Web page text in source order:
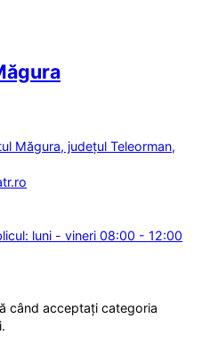
Măgura, județul Teleorman,
luni - vineri 08:00 - 12:00
când acceptați categoria